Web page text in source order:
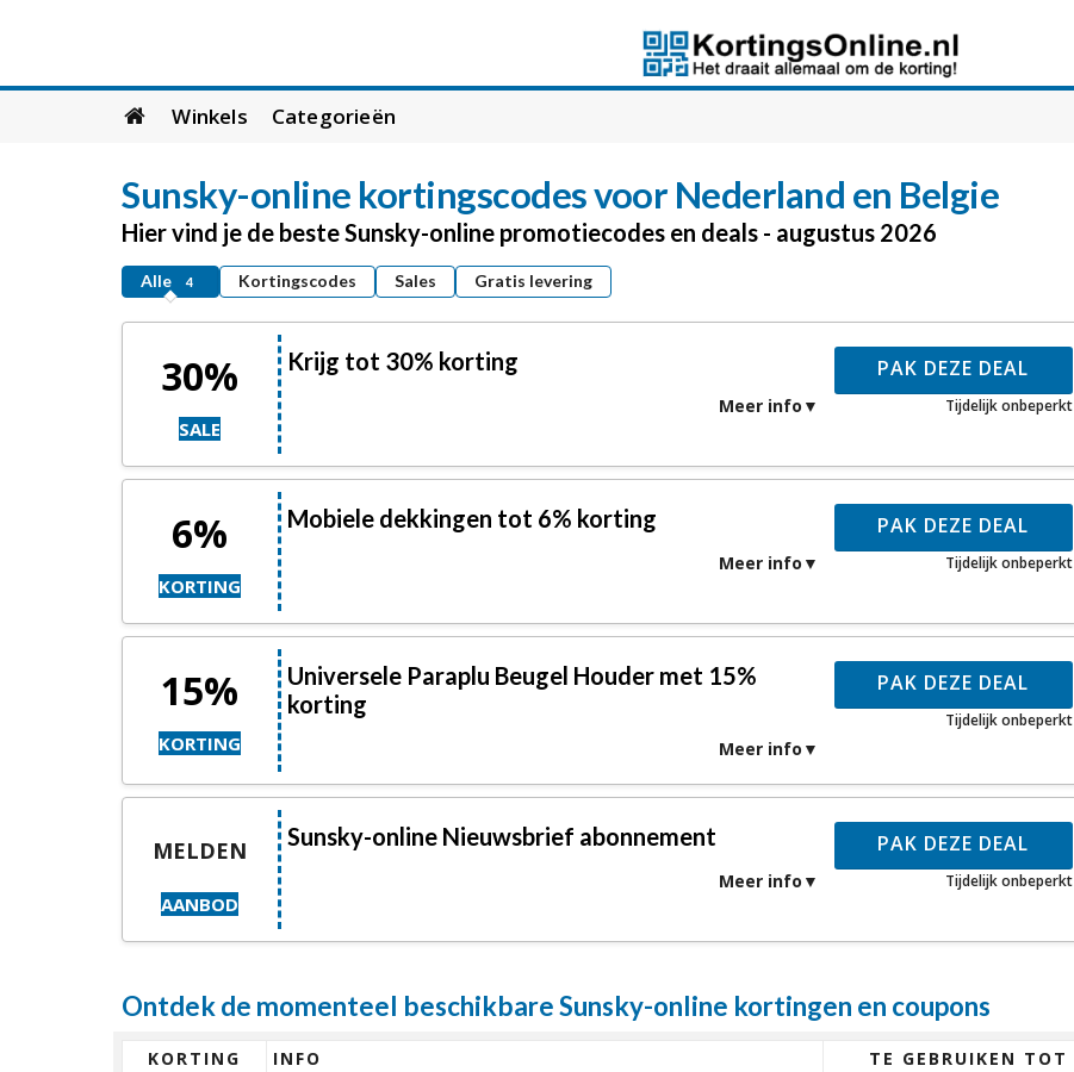
Skip
to
Winkels Categorieën
Sunsky-online kortingscodes voor Nederland en Belgie
Hier vind je de beste Sunsky-online promotiecodes en deals - augustus 2026
Alle 4 Kortingscodes Sales Gratis levering
30%
SALE
Krijg tot 30% korting
Meer info
PAK DEZE DEAL
Tijdelijk onbeperkt
6%
KORTING
Mobiele dekkingen tot 6% korting
Meer info
PAK DEZE DEAL
Tijdelijk onbeperkt
15%
KORTING
Universele Paraplu Beugel Houder met 15%
korting
Meer info
PAK DEZE DEAL
Tijdelijk onbeperkt
MELDEN
AANBOD
Sunsky-online Nieuwsbrief abonnement
Meer info
PAK DEZE DEAL
Tijdelijk onbeperkt
Ontdek de momenteel beschikbare Sunsky-online kortingen en coupons
KORTING INFO
TE GEBRUIKEN TOT